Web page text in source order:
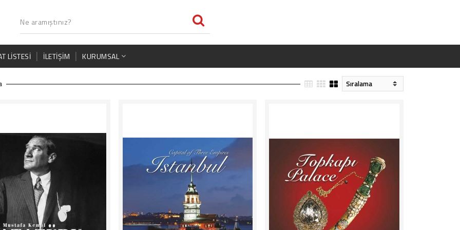
LISTESI İLETIŞIM
KURUMSAL